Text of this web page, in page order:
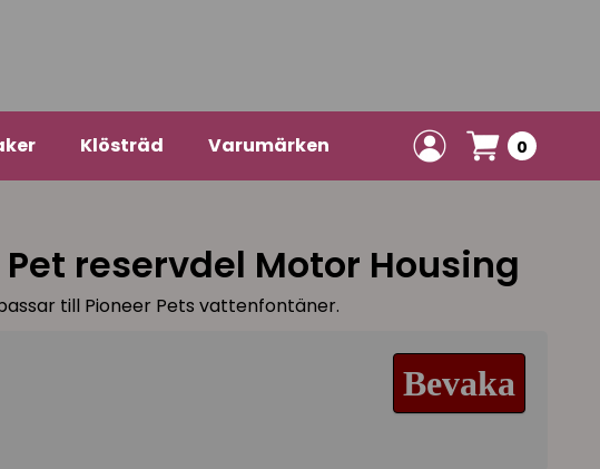
Klösträd Varumärken 0
reservdel Motor Housing
till Pioneer Pets vattenfontäner.
Bevaka